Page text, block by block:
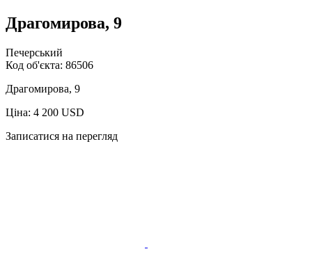
Драгомирова, 9
Печерський
Код об'єкта: 86506
Драгомирова, 9
Ціна: 4 200 USD
Записатися на перегляд